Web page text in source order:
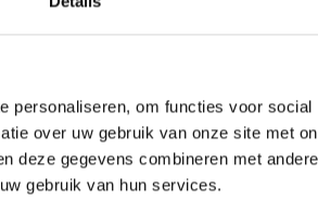
personaliseren, om functies voor
over uw gebruik van onze site met
deze gegevens combineren met
gebruik van hun services.